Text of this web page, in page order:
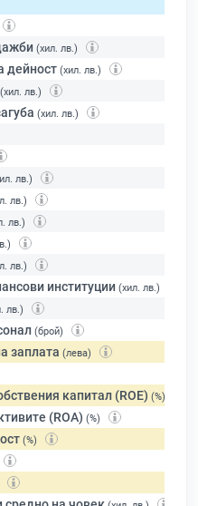
(хил. лв.)
дейност (хил. лв.)
(хил. лв.)
(хил. лв.)
лв.)
лв.)
лв.)
лв.)
институции (хил. лв.)
лв.)
(брой)
заплата (лева)
капитал (ROE) (%)
(ROA) (%)
(%)